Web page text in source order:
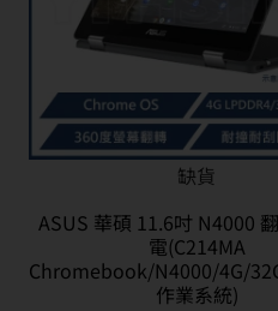
缺貨
ASUS 華碩 11.6吋 N4000
電(C214MA
Chromebook/N4000/4G/
作業系統)